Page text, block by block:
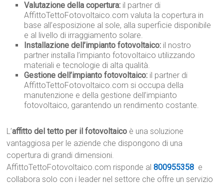
Valutazione della copertura: il partner di
AffittoTettoFotovoltaico.com valuta la copertura in
base all’esposizione al sole, alla superficie disponibile
e al livello di irraggiamento solare.
Installazione dell’impianto fotovoltaico: il nostro
partner installa l’impianto fotovoltaico utilizzando
materiali e tecnologie di alta qualità.
Gestione dell’impianto fotovoltaico: il partner di
AffittoTettoFotovoltaico.com si occupa della
manutenzione e della gestione dell’impianto
fotovoltaico, garantendo un rendimento costante.
L’affitto del tetto per il fotovoltaico è una soluzione
vantaggiosa per le aziende che dispongono di una
copertura di grandi dimensioni.
AffittoTettoFotovoltaico.com risponde al800955358 e
collabora solo con i leader nel settore che offre un servizio